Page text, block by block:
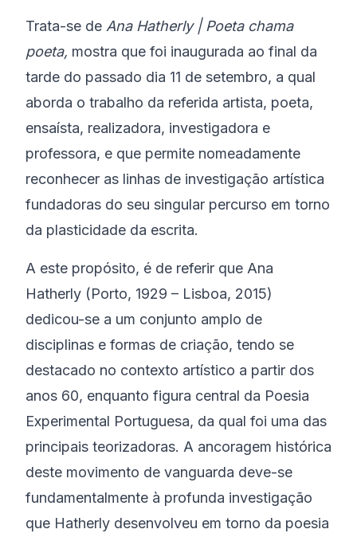
Trata-se de Ana Hatherly | Poeta chama
poeta, mostra que foi inaugurada ao final da
tarde do passado dia 11 de setembro, a qual
aborda o trabalho da referida artista, poeta,
ensaísta, realizadora, investigadora e
professora, e que permite nomeadamente
reconhecer as linhas de investigação artística
fundadoras do seu singular percurso em torno
da plasticidade da escrita.
A este propósito, é de referir que Ana
Hatherly (Porto, 1929 – Lisboa, 2015)
dedicou-se a um conjunto amplo de
disciplinas e formas de criação, tendo se
destacado no contexto artístico a partir dos
anos 60, enquanto figura central da Poesia
Experimental Portuguesa, da qual foi uma das
principais teorizadoras. A ancoragem histórica
deste movimento de vanguarda deve-se
fundamentalmente à profunda investigação
que Hatherly desenvolveu em torno da poesia